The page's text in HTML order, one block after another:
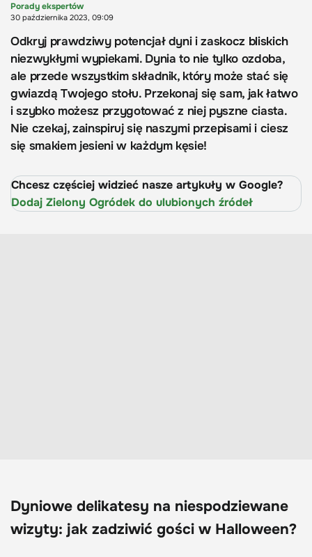
Porady ekspertów
30 października 2023, 09:09
Odkryj prawdziwy potencjał dyni i zaskocz bliskich
niezwykłymi wypiekami. Dynia to nie tylko ozdoba,
ale przede wszystkim składnik, który może stać się
gwiazdą Twojego stołu. Przekonaj się sam, jak łatwo
i szybko możesz przygotować z niej pyszne ciasta.
Nie czekaj, zainspiruj się naszymi przepisami i ciesz
się smakiem jesieni w każdym kęsie!
Chcesz częściej widzieć nasze artykuły w Google?
Dodaj Zielony Ogródek do ulubionych źródeł
Dyniowe delikatesy na niespodziewane
wizyty: jak zadziwić gości w Halloween?